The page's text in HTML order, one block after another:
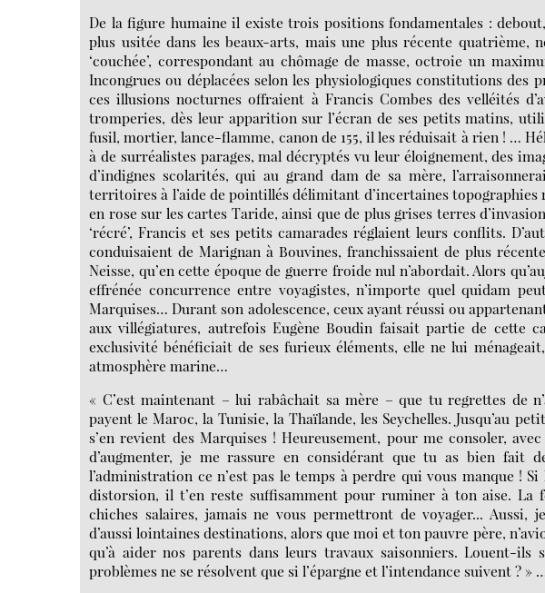
De la figure humaine il existe trois positions fondamentales :
plus usitée dans les beaux-arts, mais une plus récente quatrième,
‘couchée’, correspondant au chômage de masse, octroie un
Incongrues ou déplacées selon les physiologiques constitutions des
ces illusions nocturnes offraient à Francis Combes des velléités
tromperies, dès leur apparition sur l’écran de ses petits matins,
fusil, mortier, lance-flamme, canon de 155, il les réduisait à rien ! …
à de surréalistes parages, mal décryptés vu leur éloignement, des
d’indignes scolarités, qui au grand dam de sa mère,
territoires à l’aide de pointillés délimitant d’incertaines topographies
en rose sur les cartes Taride, ainsi que de plus grises terres
‘récré’, Francis et ses petits camarades réglaient leurs conflits.
conduisaient de Marignan à Bouvines, franchissaient de plus
Neisse, qu’en cette époque de guerre froide nul n’abordait. Alors
effrénée concurrence entre voyagistes, n’importe quel quidam
Marquises… Durant son adolescence, ceux ayant réussi ou
aux villégiatures, autrefois Eugène Boudin faisait partie de cette
exclusivité bénéficiait de ses furieux éléments, elle ne lui
atmosphère marine…
« C’est maintenant – lui rabâchait sa mère – que tu regrettes de
payent le Maroc, la Tunisie, la Thaïlande, les Seychelles. Jusqu’au
s’en revient des Marquises ! Heureusement, pour me consoler,
d’augmenter, je me rassure en considérant que tu as bien fait
l’administration ce n’est pas le temps à perdre qui vous manque ! Si
distorsion, il t’en reste suffisamment pour ruminer à ton aise. La
chiches salaires, jamais ne vous permettront de voyager... Aussi,
d’aussi lointaines destinations, alors que moi et ton pauvre père,
qu’à aider nos parents dans leurs travaux saisonniers. Louent-ils
problèmes ne se résolvent que si l’épargne et l’intendance suivent ? »